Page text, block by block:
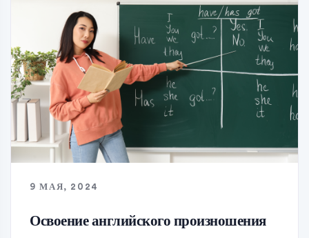
9 МАЯ, 2024
Освоение английского произношения